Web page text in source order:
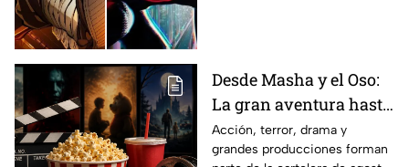
Desde Masha y el Oso:
La gran aventura hasta
El Final de la Calle Oak
con Anne Hathaway.
Acción, terror, drama y
grandes producciones forman